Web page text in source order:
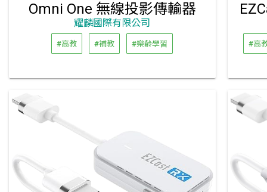
Omni One 無線投影傳輸器
耀麟國際有限公司
#高教 #補教 #樂齡學習 #高